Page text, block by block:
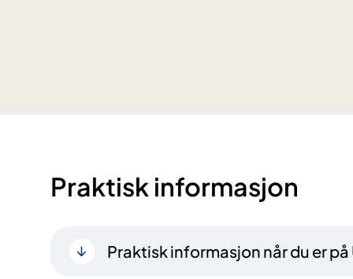
Praktisk informasjon
Praktisk informasjon når du er